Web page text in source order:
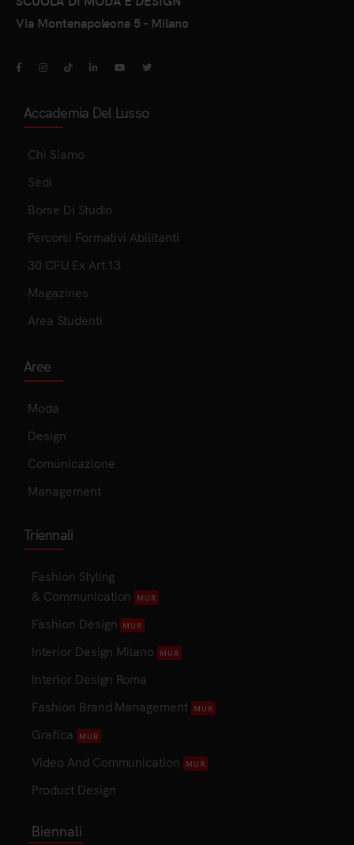
Via Montenapoleone 5 - Milano
Accademia Del Lusso
Chi Siamo
Sedi
Borse Di Studio
Percorsi Formativi Abilitanti
30 CFU Ex Art.13
Magazines
Area Studenti
Aree
Moda
Design
Comunicazione
Management
Triennali
Fashion Styling
& Communication MUR
Fashion Design MUR
Interior Design Milano MUR
Interior Design Roma
Fashion Brand Management MUR
Grafica MUR
Video And Communication MUR
Product Design
Biennali